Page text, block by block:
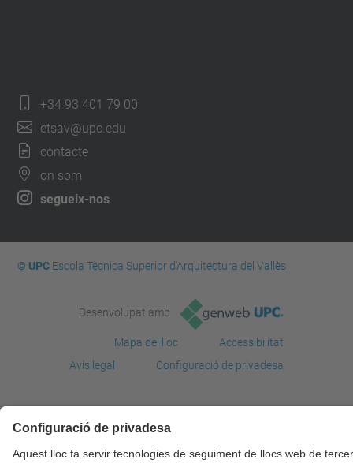
+34 93 401 79 00
etsav@upc.edu
contacte
on som
segueix-nos
© UPCEscola Tècnica Superior d'Arquitectura del Vallès
Desenvolupat amb
Mapa del lloc
Accessibilitat
Avís legal
Configuració de privadesa